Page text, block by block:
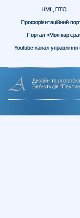
НМЦ ПТО
Профорієнтаційний
Портал «Моя
Youtube-канал управління
Дизайн та
Веб-студія